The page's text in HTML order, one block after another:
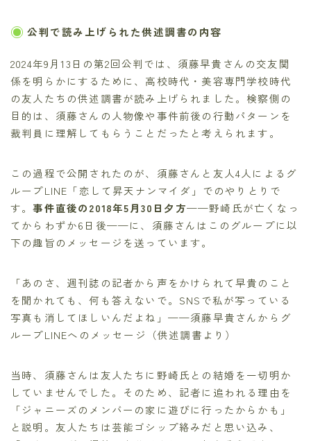
公判で読み上げられた供述調書の内容
2024年9月13日の第2回公判では、須藤早貴さんの交友関
係を明らかにするために、高校時代・美容専門学校時代
の友人たちの供述調書が読み上げられました。検察側の
目的は、須藤さんの人物像や事件前後の行動パターンを
裁判員に理解してもらうことだったと考えられます。
この過程で公開されたのが、須藤さんと友人4人によるグ
ループLINE「恋して昇天ナンマイダ」でのやりとりで
す。事件直後の2018年5月30日夕方——野崎氏が亡くなっ
てからわずか6日後——に、須藤さんはこのグループに以
下の趣旨のメッセージを送っています。
「あのさ、週刊誌の記者から声をかけられて早貴のこと
を聞かれても、何も答えないで。SNSで私が写っている
写真も消してほしいんだよね」——須藤早貴さんからグ
ループLINEへのメッセージ（供述調書より）
当時、須藤さんは友人たちに野崎氏との結婚を一切明か
していませんでした。そのため、記者に追われる理由を
「ジャニーズのメンバーの家に遊びに行ったからかも」
と説明。友人たちは芸能ゴシップ絡みだと思い込み、